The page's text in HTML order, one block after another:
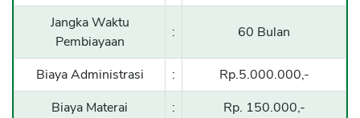
Jangka Waktu
Pembiayaan
: 60 Bulan
Biaya Administrasi :
Rp.5.000.000,-
Biaya Materai
:
Rp. 150.000,-